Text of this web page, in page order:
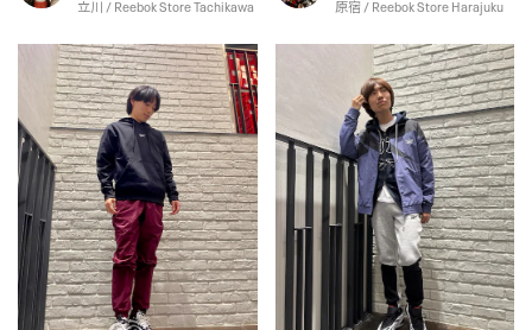
立川 / Reebok Store Tachikawa 原宿 / Reebok Store Harajuku